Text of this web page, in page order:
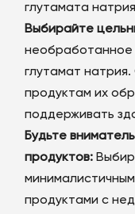
глутамата
Выбирайте
необработанное
глутамат
продуктам их
поддерживать
Будьте
продуктов:
продуктами с